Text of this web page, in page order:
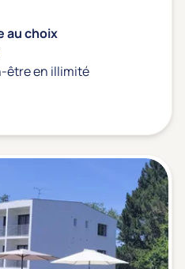
au choix
être en illimité